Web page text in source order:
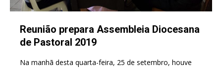
Reunião prepara Assembleia Diocesana
de Pastoral 2019
Na manhã desta quarta-feira, 25 de setembro, houve